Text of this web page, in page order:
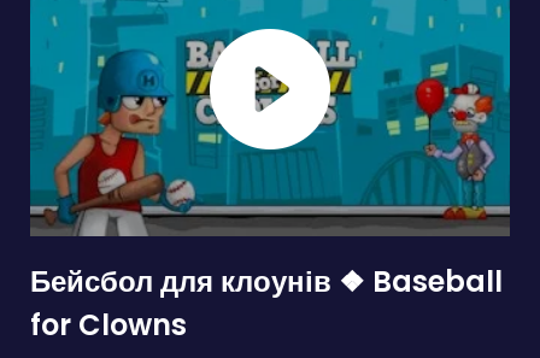
Бейсбол для клоунів ❖ Baseball
for Clowns